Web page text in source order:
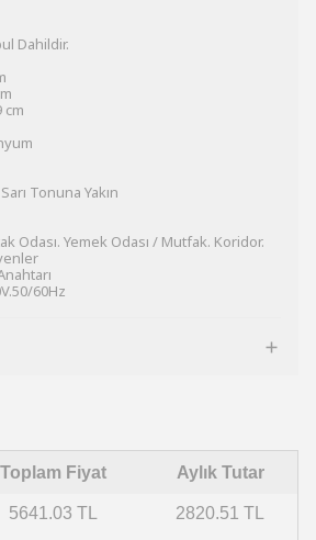
Dahildir.
cm
Tonuna Yakın
Odası. Yemek Odası / Mutfak. Koridor.
60Hz
Toplam Fiyat Aylık Tutar
5641.03 TL 2820.51 TL